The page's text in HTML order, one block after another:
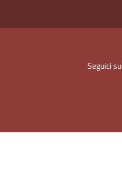
Seguici su